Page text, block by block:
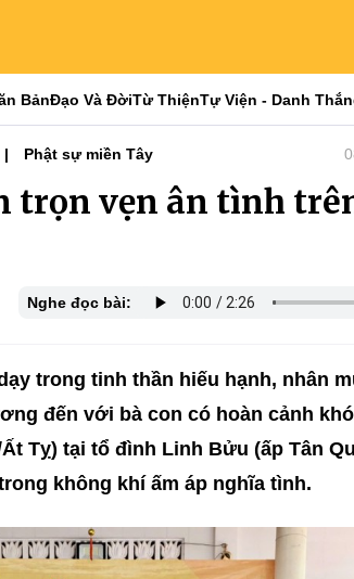
BảnĐạo Và ĐờiTừ ThiệnTự Viện - Danh
Phật sự miền Tây
trọn vẹn ân tình
Nghe đọc bài:
trong tinh thần hiếu hạnh, nhân
đến với bà con có hoàn cảnh
Tỵ) tại tổ đình Linh Bửu (ấp Tân
không khí ấm áp nghĩa tình.